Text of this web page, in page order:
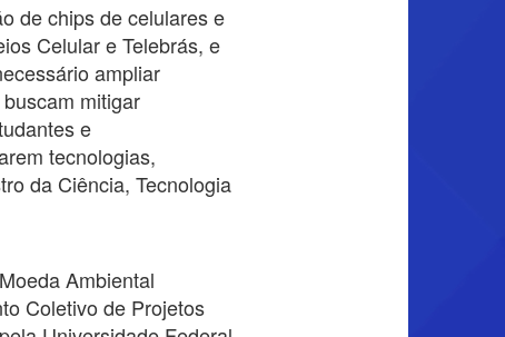
de chips de celulares e
Celular e Telebrás, e
ampliar
mitigar
e
tecnologias,
da Ciência, Tecnologia
Ambiental
Coletivo de Projetos